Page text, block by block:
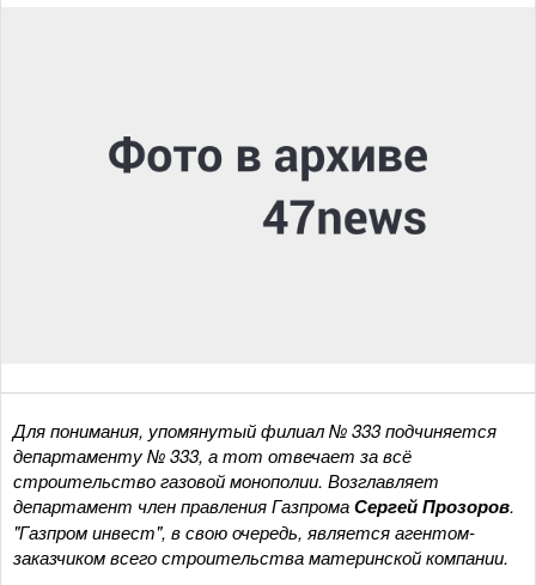
Для понимания, упомянутый филиал № 333 подчиняется
департаменту № 333, а тот отвечает за всё
строительство газовой монополии. Возглавляет
департамент член правления ГазпромаСергей Прозоров.
"Газпром инвест", в свою очередь, является агентом-
заказчиком всего строительства материнской компании.